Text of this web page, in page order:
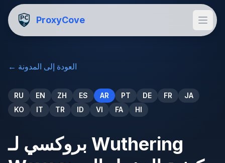
ProxyCove
← العودة إلى المدونة
RU EN ZH ES AR PT DE FR
JA
KO
IT TR ID VI FA HI
بروكسي لـ Wuthering